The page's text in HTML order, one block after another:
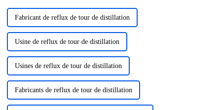
fructueuse, pas...
millions...
Fabricant de reflux de tour de distillation
Usine de reflux de tour de distillation
Usines de reflux de tour de distillation
Fabricants de reflux de tour de distillation